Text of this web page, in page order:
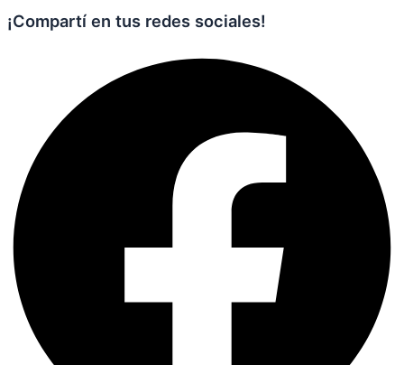
¡Compartí en tus redes sociales!